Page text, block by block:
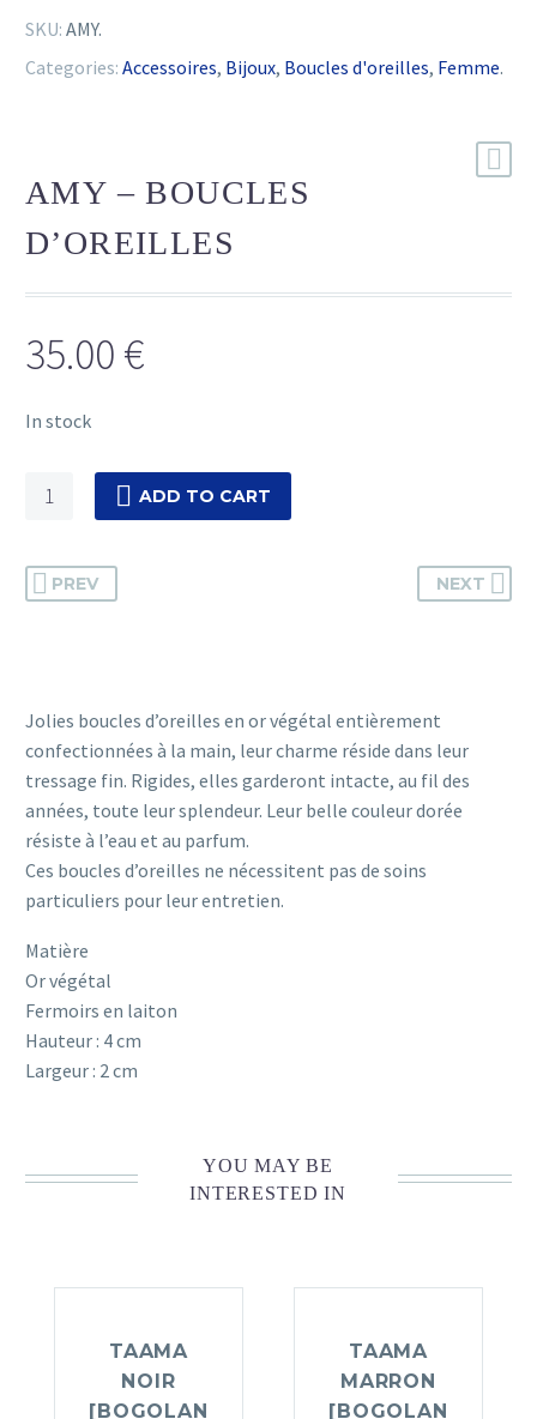
SKU: AMY.
Categories: Accessoires, Bijoux, Boucles d'oreilles, Femme.
AMY – BOUCLES
D’OREILLES
35.00 €
In stock
AMY
d'oreilles
quantity
ADD TO CART
PREV NEXT
Jolies boucles d’oreilles en or végétal entièrement
confectionnées à la main, leur charme réside dans leur
tressage fin. Rigides, elles garderont intacte, au fil des
années, toute leur splendeur. Leur belle couleur dorée
résiste à l’eau et au parfum.
Ces boucles d’oreilles ne nécessitent pas de soins
particuliers pour leur entretien.
Matière
Or végétal
Fermoirs en laiton
Hauteur : 4 cm
Largeur : 2 cm
YOU MAY BE
INTERESTED IN
TAAMA
NOIR
[BOGOLAN
TAAMA
MARRON
[BOGOLAN